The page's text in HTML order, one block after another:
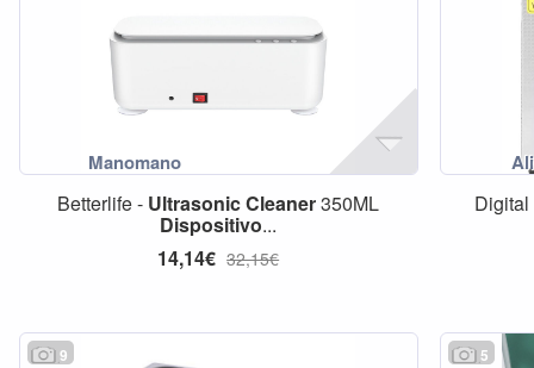
Betterlife - UltrasonicCleaner350ML
Dispositivo...
14,14€ 32,15€
9 5